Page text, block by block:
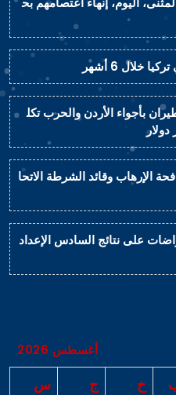
بأجواء الأردن والحرب تكل
الإرهاب وقائد الشرطة الاتحا
على نتائج السادس الإعداد
أغسطس 2026
خ ج س